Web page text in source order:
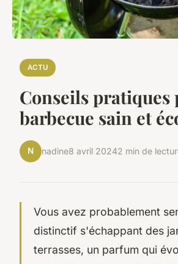
ACTU
Conseils pratiques
barbecue sain et
N nadine8 avril 20242 min de
Vous avez probablement
distinctif s'échappant des
terrasses, un parfum qui